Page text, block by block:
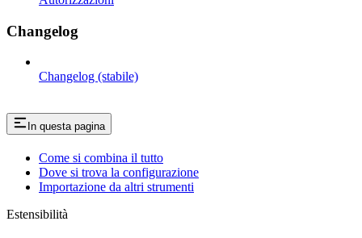
Changelog
Changelog (stabile)
In questa pagina
Come si combina il tutto
Dove si trova la configurazione
Importazione da altri strumenti
Estensibilità